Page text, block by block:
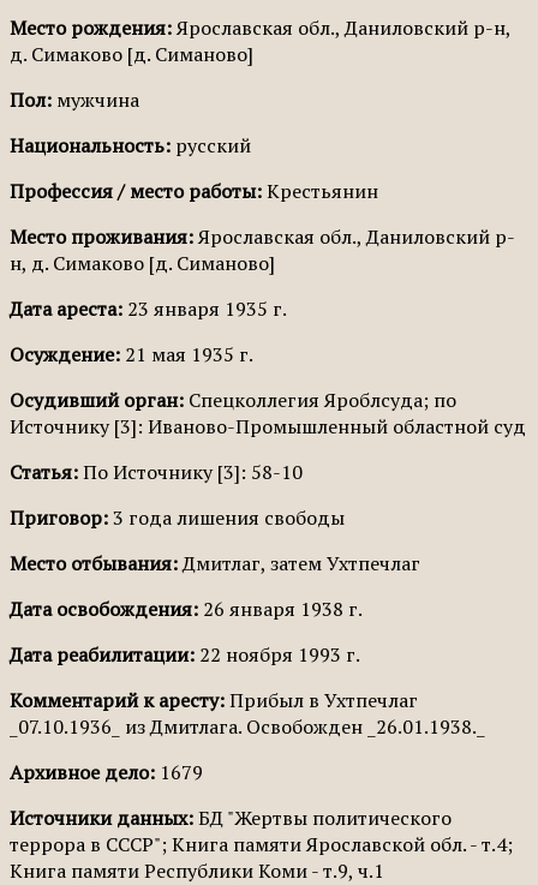
Место рождения:Ярославская обл., Даниловский р-н,
д. Симаково [д. Симаново]
Пол: мужчина
Национальность: русский
Профессия / место работы:Крестьянин
Место проживания:Ярославская обл., Даниловский р-
н, д. Симаково [д. Симаново]
Дата ареста: 23 января 1935 г.
Осуждение: 21 мая 1935 г.
Осудивший орган: Спецколлегия Яроблсуда; по
Источнику [3]: Иваново-Промышленный областной суд
Статья:По Источнику [3]: 58-10
Приговор:3 года лишения свободы
Место отбывания:Дмитлаг, затем Ухтпечлаг
Дата освобождения: 26 января 1938 г.
Дата реабилитации: 22 ноября 1993 г.
Комментарий к аресту:Прибыл в Ухтпечлаг
_07.10.1936_ из Дмитлага. Освобожден _26.01.1938._
Архивное дело: 1679
Источники данных:БД "Жертвы политического
террора в СССР"; Книга памяти Ярославской обл. - т.4;
Книга памяти Республики Коми - т.9, ч.1